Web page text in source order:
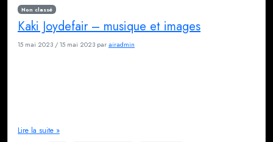
Non classé
Kaki Joydefair – musique et images
15 mai 2023 / 15 mai 2023 par airadmin
Lire la suite »